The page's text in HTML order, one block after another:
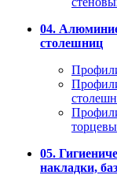
04.
столешниц
05.
накладки,